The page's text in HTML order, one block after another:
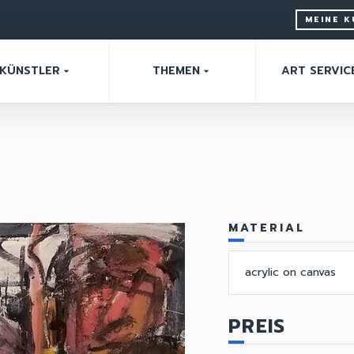
MEINE
KÜNSTLER arrow_drop_down THEMEN arrow_drop_down ART
MATERIAL
acrylic on canvas
PREIS